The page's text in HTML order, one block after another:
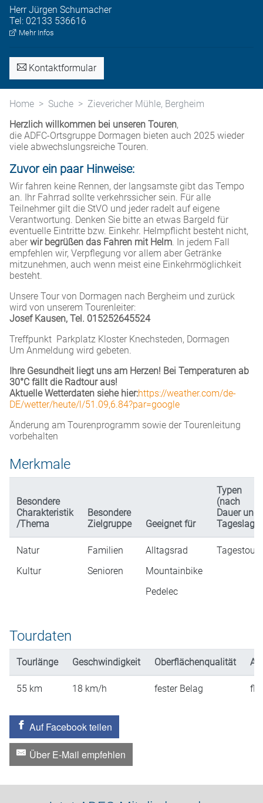
Herr Jürgen Schumacher
Tel: 02133 536616
Mehr Infos
Kontaktformular
Home Suche
Zievericher Mühle, Bergheim
Herzlich willkommen bei unseren Touren,
die ADFC-Ortsgruppe Dormagen bieten auch 2025 wieder
viele abwechslungsreiche Touren.
Zuvor ein paar Hinweise:
Wir fahren keine Rennen, der langsamste gibt das Tempo
an. Ihr Fahrrad sollte verkehrssicher sein. Für alle
Teilnehmer gilt die StVO und jeder radelt auf eigene
Verantwortung. Denken Sie bitte an etwas Bargeld für
eventuelle Eintritte bzw. Einkehr. Helmpflicht besteht nicht,
aber wir begrüßen das Fahren mit Helm. In jedem Fall
empfehlen wir, Verpflegung vor allem aber Getränke
mitzunehmen, auch wenn meist eine Einkehrmöglichkeit
besteht.
Unsere Tour von Dormagen nach Bergheim und zurück
wird von unserem Tourenleiter:
Josef Kausen, Tel. 015252645524
Treffpunkt Parkplatz Kloster Knechsteden, Dormagen
Um Anmeldung wird gebeten.
Ihre Gesundheit liegt uns am Herzen! Bei Temperaturen ab
30°C fällt die Radtour aus!
Aktuelle Wetterdaten siehe hier:https://weather.com/de-
DE/wetter/heute/l/51.09,6.84?par=google
Änderung am Tourenprogramm sowie der Tourenleitung
vorbehalten
Merkmale
Besondere
Charakteristik
/Thema
Besondere
Zielgruppe
Geeignet für
Typen
(nach
Dauer und
Tageslage)
Natur
Kultur
Familien
Senioren
Alltagsrad
Mountainbike
Pedelec
Tagestour
Tourdaten
Tourlänge Geschwindigkeit Oberflächenqualität
55 km 18 km/h fester Belag
Auf Facebook teilen
Über E-Mail empfehlen